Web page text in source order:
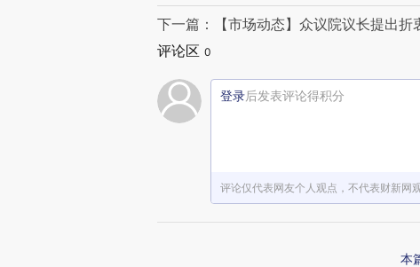
下一篇：【市场动态】众议院议长提出
评论区 0
登录后发表评论得积分
评论仅代表网友个人观点，不代表财新网
本